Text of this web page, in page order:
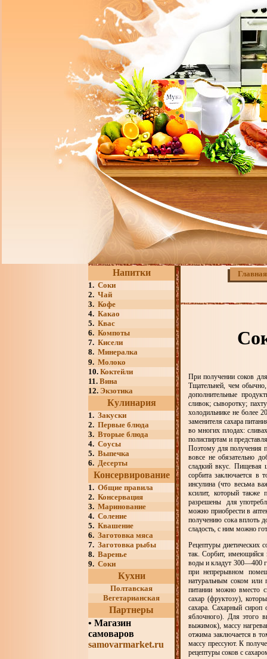
Напитки
1. Соки
2. Чай
3. Кофе
4. Какао
5. Квас
6. Компоты
7. Кисели
8. Минералка
9. Молоко
10. Коктейли
11. Вина
12. Экзотика
Кулинария
1. Закуски
2. Первые блюда
3. Вторые блюда
4. Соусы
5. Выпечка
6. Десерты
Консервирование
1. Общие правила
2. Консервация
3. Маринование
4. Соление
5. Квашение
6. Заготовка мяса
7. Заготовка рыбы
8. Варенье
9. Соки
Кухни
Полтавская
Вегетарианская
Партнеры
• Магазин
самоваров
samovarmarket.ru
Главная
При получении соков
Тщательней, чем
дополнительные
сливок; сыворотку;
холодильнике не более
заменителя сахара
во многих плодах:
полиспиртам и
Поэтому для получения
вовсе не обязательно
сладкий вкус. Пищевая
сорбита заключается в
инсулина (что весьма
ксилит, который
разрешены для
можно приобрести в
получению сока вплоть
сладость, с ним можно
Рецептуры диетических
так. Сорбит, имеющийся
воды и кладут 300—400 г
при непрерывном
натуральным соком или
питании можно вместо
сахар (фруктозу),
сахара. Сахарный сироп
яблочного). Для этого
выжимок), массу
отжима заключается в
массу прессуют. К
рецептуры соков с